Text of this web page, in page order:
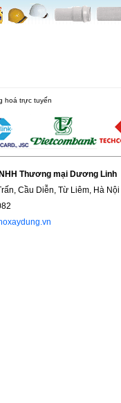
hoá trực tuyến
Thương mại Dương Linh
Cầu Diễn, Từ Liêm, Hà Nội